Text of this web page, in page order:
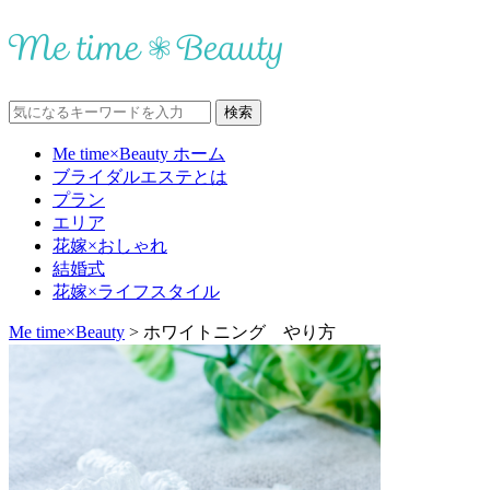
Me time×Beauty ホーム
ブライダルエステとは
プラン
エリア
花嫁×おしゃれ
結婚式
花嫁×ライフスタイル
Me time×Beauty > ホワイトニング やり方